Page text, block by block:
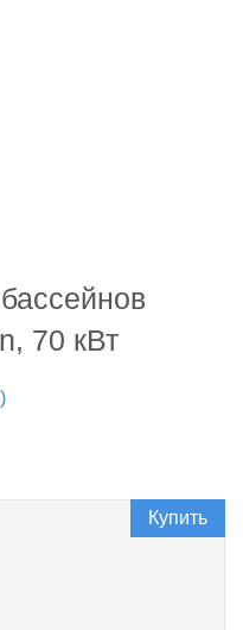
70 кВт
Купить